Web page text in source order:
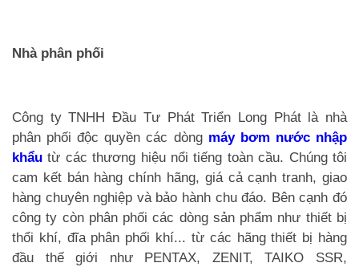
Nhà phân phối
Công ty TNHH Đầu Tư Phát Triển Long Phát là nhà
phân phối độc quyền các dòng máy bơm nước nhập
khẩu từ các thương hiệu nổi tiếng toàn cầu. Chúng tôi
cam kết bán hàng chính hãng, giá cả cạnh tranh, giao
hàng chuyên nghiệp và bảo hành chu đáo. Bên cạnh đó
công ty còn phân phối các dòng sản phẩm như thiết bị
thổi khí, đĩa phân phối khí... từ các hãng thiết bị hàng
đầu thế giới như PENTAX, ZENIT, TAIKO SSR,